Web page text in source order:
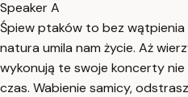
Speaker A
Śpiew ptaków to bez wątpienia
natura umila nam życie. Aż
wykonują te swoje koncerty
czas. Wabienie samicy,